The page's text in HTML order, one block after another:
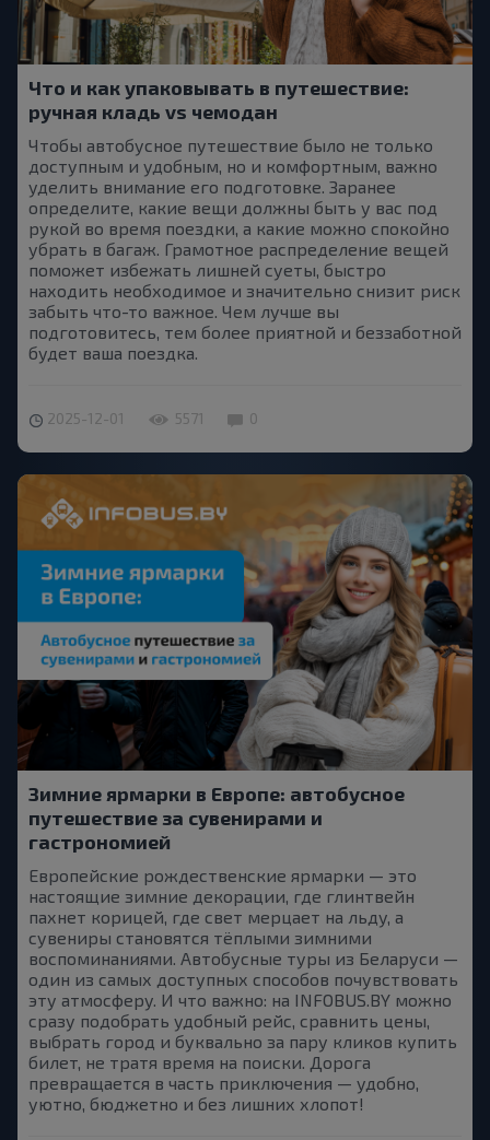
Что и как упаковывать в путешествие:
ручная кладь vs чемодан
Чтобы автобусное путешествие было не только
доступным и удобным, но и комфортным, важно
уделить внимание его подготовке. Заранее
определите, какие вещи должны быть у вас под
рукой во время поездки, а какие можно спокойно
убрать в багаж. Грамотное распределение вещей
поможет избежать лишней суеты, быстро
находить необходимое и значительно снизит риск
забыть что-то важное. Чем лучше вы
подготовитесь, тем более приятной и беззаботной
будет ваша поездка.
2025-12-01 5571 0
Зимние ярмарки в Европе: автобусное
путешествие за сувенирами и
гастрономией
Европейские рождественские ярмарки — это
настоящие зимние декорации, где глинтвейн
пахнет корицей, где свет мерцает на льду, а
сувениры становятся тёплыми зимними
воспоминаниями. Автобусные туры из Беларуси —
один из самых доступных способов почувствовать
эту атмосферу. И что важно: на INFOBUS.BY можно
сразу подобрать удобный рейс, сравнить цены,
выбрать город и буквально за пару кликов купить
билет, не тратя время на поиски. Дорога
превращается в часть приключения — удобно,
уютно, бюджетно и без лишних хлопот!